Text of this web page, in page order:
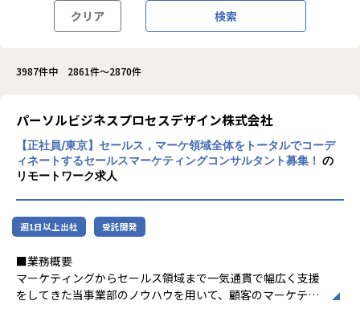
クリア 検索
3987件中 2861件～2870件
パーソルビジネスプロセスデザイン株式会社
【正社員/東京】セールス，マーケ領域全体をトータルでコーデ
ィネートするセールスマーケティングコンサルタント募集！ の
リモートワーク求人
週1日以上出社 受託開発
■業務概要
マーケティングからセールス領域まで一気通貫で幅広く支援
をしてきた当事業部のノウハウを用いて、顧客のマーケティ